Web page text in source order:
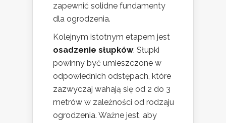
zapewnić solidne fundamenty
dla ogrodzenia.
Kolejnym istotnym etapem jest
osadzenie słupków. Słupki
powinny być umieszczone w
odpowiednich odstępach, które
zazwyczaj wahają się od 2 do 3
metrów w zależności od rodzaju
ogrodzenia. Ważne jest, aby